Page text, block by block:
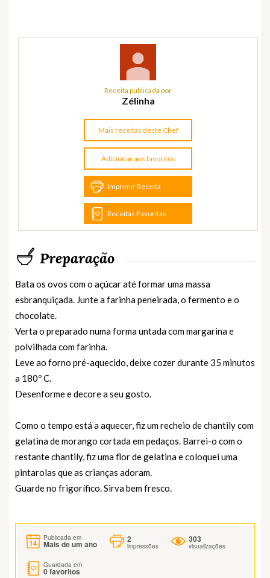
Receita publicada por
Zélinha
Mais receitas deste Chef
Adicionar aos favoritos
Imprimir Receita
Receitas Favoritas
Preparação
Bata os ovos com o açúcar até formar uma massa
esbranquiçada. Junte a farinha peneirada, o fermento e o
chocolate.
Verta o preparado numa forma untada com margarina e
polvilhada com farinha.
Leve ao forno pré-aquecido, deixe cozer durante 35 minutos
a 180º C.
Desenforme e decore a seu gosto.
Como o tempo está a aquecer, fiz um recheio de chantily com
gelatina de morango cortada em pedaços. Barrei-o com o
restante chantily, fiz uma flor de gelatina e coloquei uma
pintarolas que as crianças adoram.
Guarde no frigorífico. Sirva bem fresco.
Publicada em
Mais de um ano
2
impressões
303
visualizações
Guardada em
0favoritos